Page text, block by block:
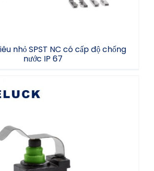
nhỏ SPST NC có cấp độ chống
nước IP 67